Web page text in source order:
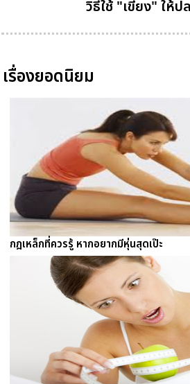
วิธีใช้ "เขียง" ให้
เรื่องยอดนิยม
กฎเหล็กที่ควรรู้ หากอยากมีหุ่นสุดเป๊ะ